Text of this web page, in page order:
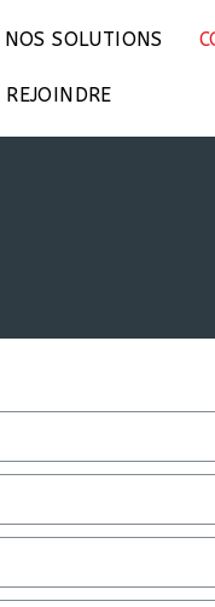
NOS SOLUTIONS